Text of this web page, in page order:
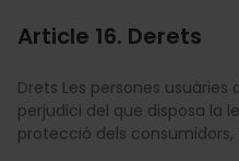
Article 16. Derets
Drets Les persones usuàries
perjudici del que disposa la
protecció dels